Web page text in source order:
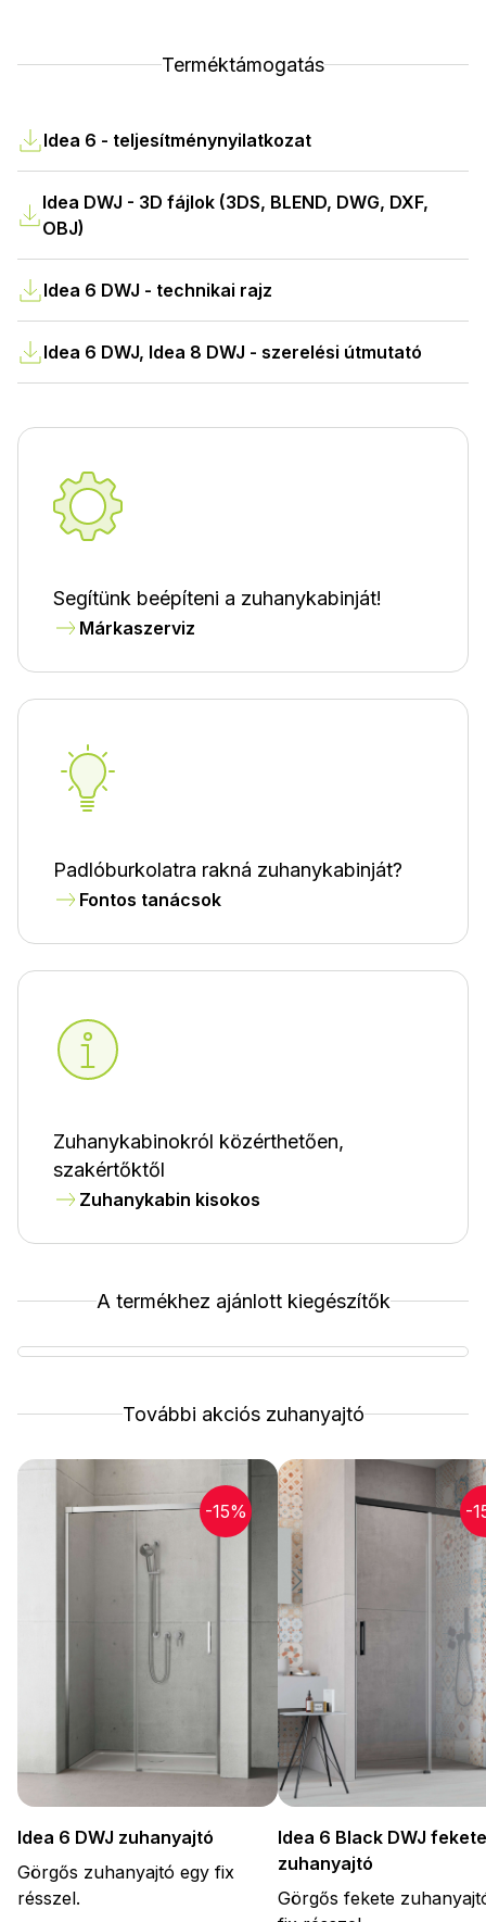
Terméktámogatás
Idea 6 - teljesítménynyilatkozat
Idea DWJ - 3D fájlok (3DS, BLEND, DWG, DXF,
OBJ)
Idea 6 DWJ - technikai rajz
Idea 6 DWJ, Idea 8 DWJ - szerelési útmutató
Segítünk beépíteni a zuhanykabinját!
Márkaszerviz
Padlóburkolatra rakná zuhanykabinját?
Fontos tanácsok
Zuhanykabinokról közérthetően,
szakértőktől
Zuhanykabin kisokos
A termékhez ajánlott kiegészítők
További akciós zuhanyajtó
-15%
Idea 6 DWJ zuhanyajtó
Görgős zuhanyajtó egy fix
résszel.
-
Idea 6 Black DWJ fekete
zuhanyajtó
Görgős fekete